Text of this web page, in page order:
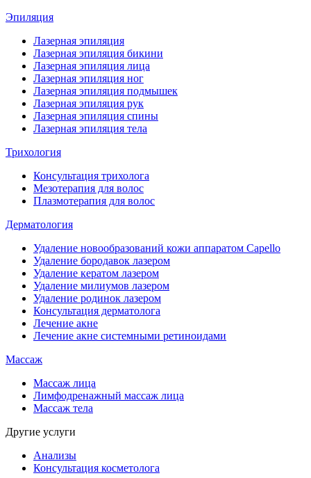
Эпиляция
Лазерная эпиляция
Лазерная эпиляция бикини
Лазерная эпиляция лица
Лазерная эпиляция ног
Лазерная эпиляция подмышек
Лазерная эпиляция рук
Лазерная эпиляция спины
Лазерная эпиляция тела
Трихология
Консультация трихолога
Мезотерапия для волос
Плазмотерапия для волос
Дерматология
Удаление новообразований кожи аппаратом Capello
Удаление бородавок лазером
Удаление кератом лазером
Удаление милиумов лазером
Удаление родинок лазером
Консультация дерматолога
Лечение акне
Лечение акне системными ретиноидами
Массаж
Массаж лица
Лимфодренажный массаж лица
Массаж тела
Другие услуги
Анализы
Консультация косметолога